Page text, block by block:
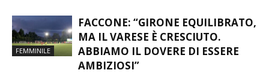
FEMMINILE
FACCONE: “GIRONE EQUILIBRATO,
MA IL VARESE È CRESCIUTO.
ABBIAMO IL DOVERE DI ESSERE
AMBIZIOSI”